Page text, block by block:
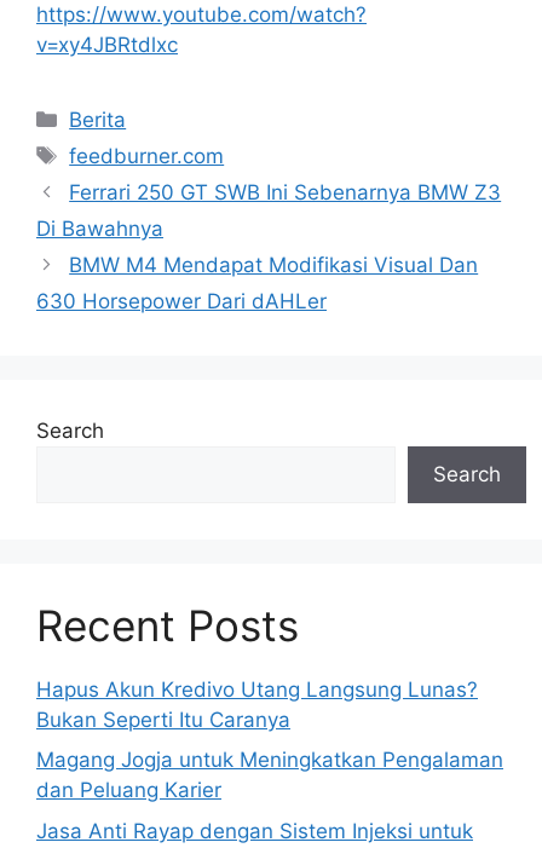
https://www.youtube.com/watch?
v=xy4JBRtdlxc
Categories
Berita
Tags
feedburner.com
Ferrari 250 GT SWB Ini Sebenarnya BMW Z3
Di Bawahnya
BMW M4 Mendapat Modifikasi Visual Dan
630 Horsepower Dari dAHLer
Search
Search
Recent Posts
Hapus Akun Kredivo Utang Langsung Lunas?
Bukan Seperti Itu Caranya
Magang Jogja untuk Meningkatkan Pengalaman
dan Peluang Karier
Jasa Anti Rayap dengan Sistem Injeksi untuk